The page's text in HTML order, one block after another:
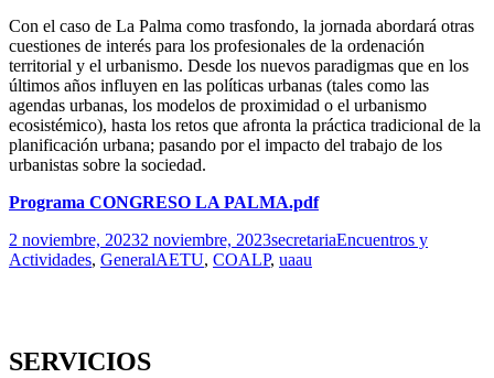
Con el caso de La Palma como trasfondo, la jornada abordará otras
cuestiones de interés para los profesionales de la ordenación
territorial y el urbanismo. Desde los nuevos paradigmas que en los
últimos años influyen en las políticas urbanas (tales como las
agendas urbanas, los modelos de proximidad o el urbanismo
ecosistémico), hasta los retos que afronta la práctica tradicional de la
planificación urbana; pasando por el impacto del trabajo de los
urbanistas sobre la sociedad.
Programa CONGRESO LA PALMA.pdf
Publicado
el
2 noviembre, 20232 noviembre, 2023Autor
secretariaCategorías
Encuentros y
Actividades, GeneralEtiquetas
AETU, COALP, uaau
SERVICIOS